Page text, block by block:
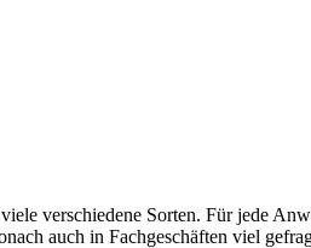
verschiedene Sorten. Für jede
auch in Fachgeschäften viel